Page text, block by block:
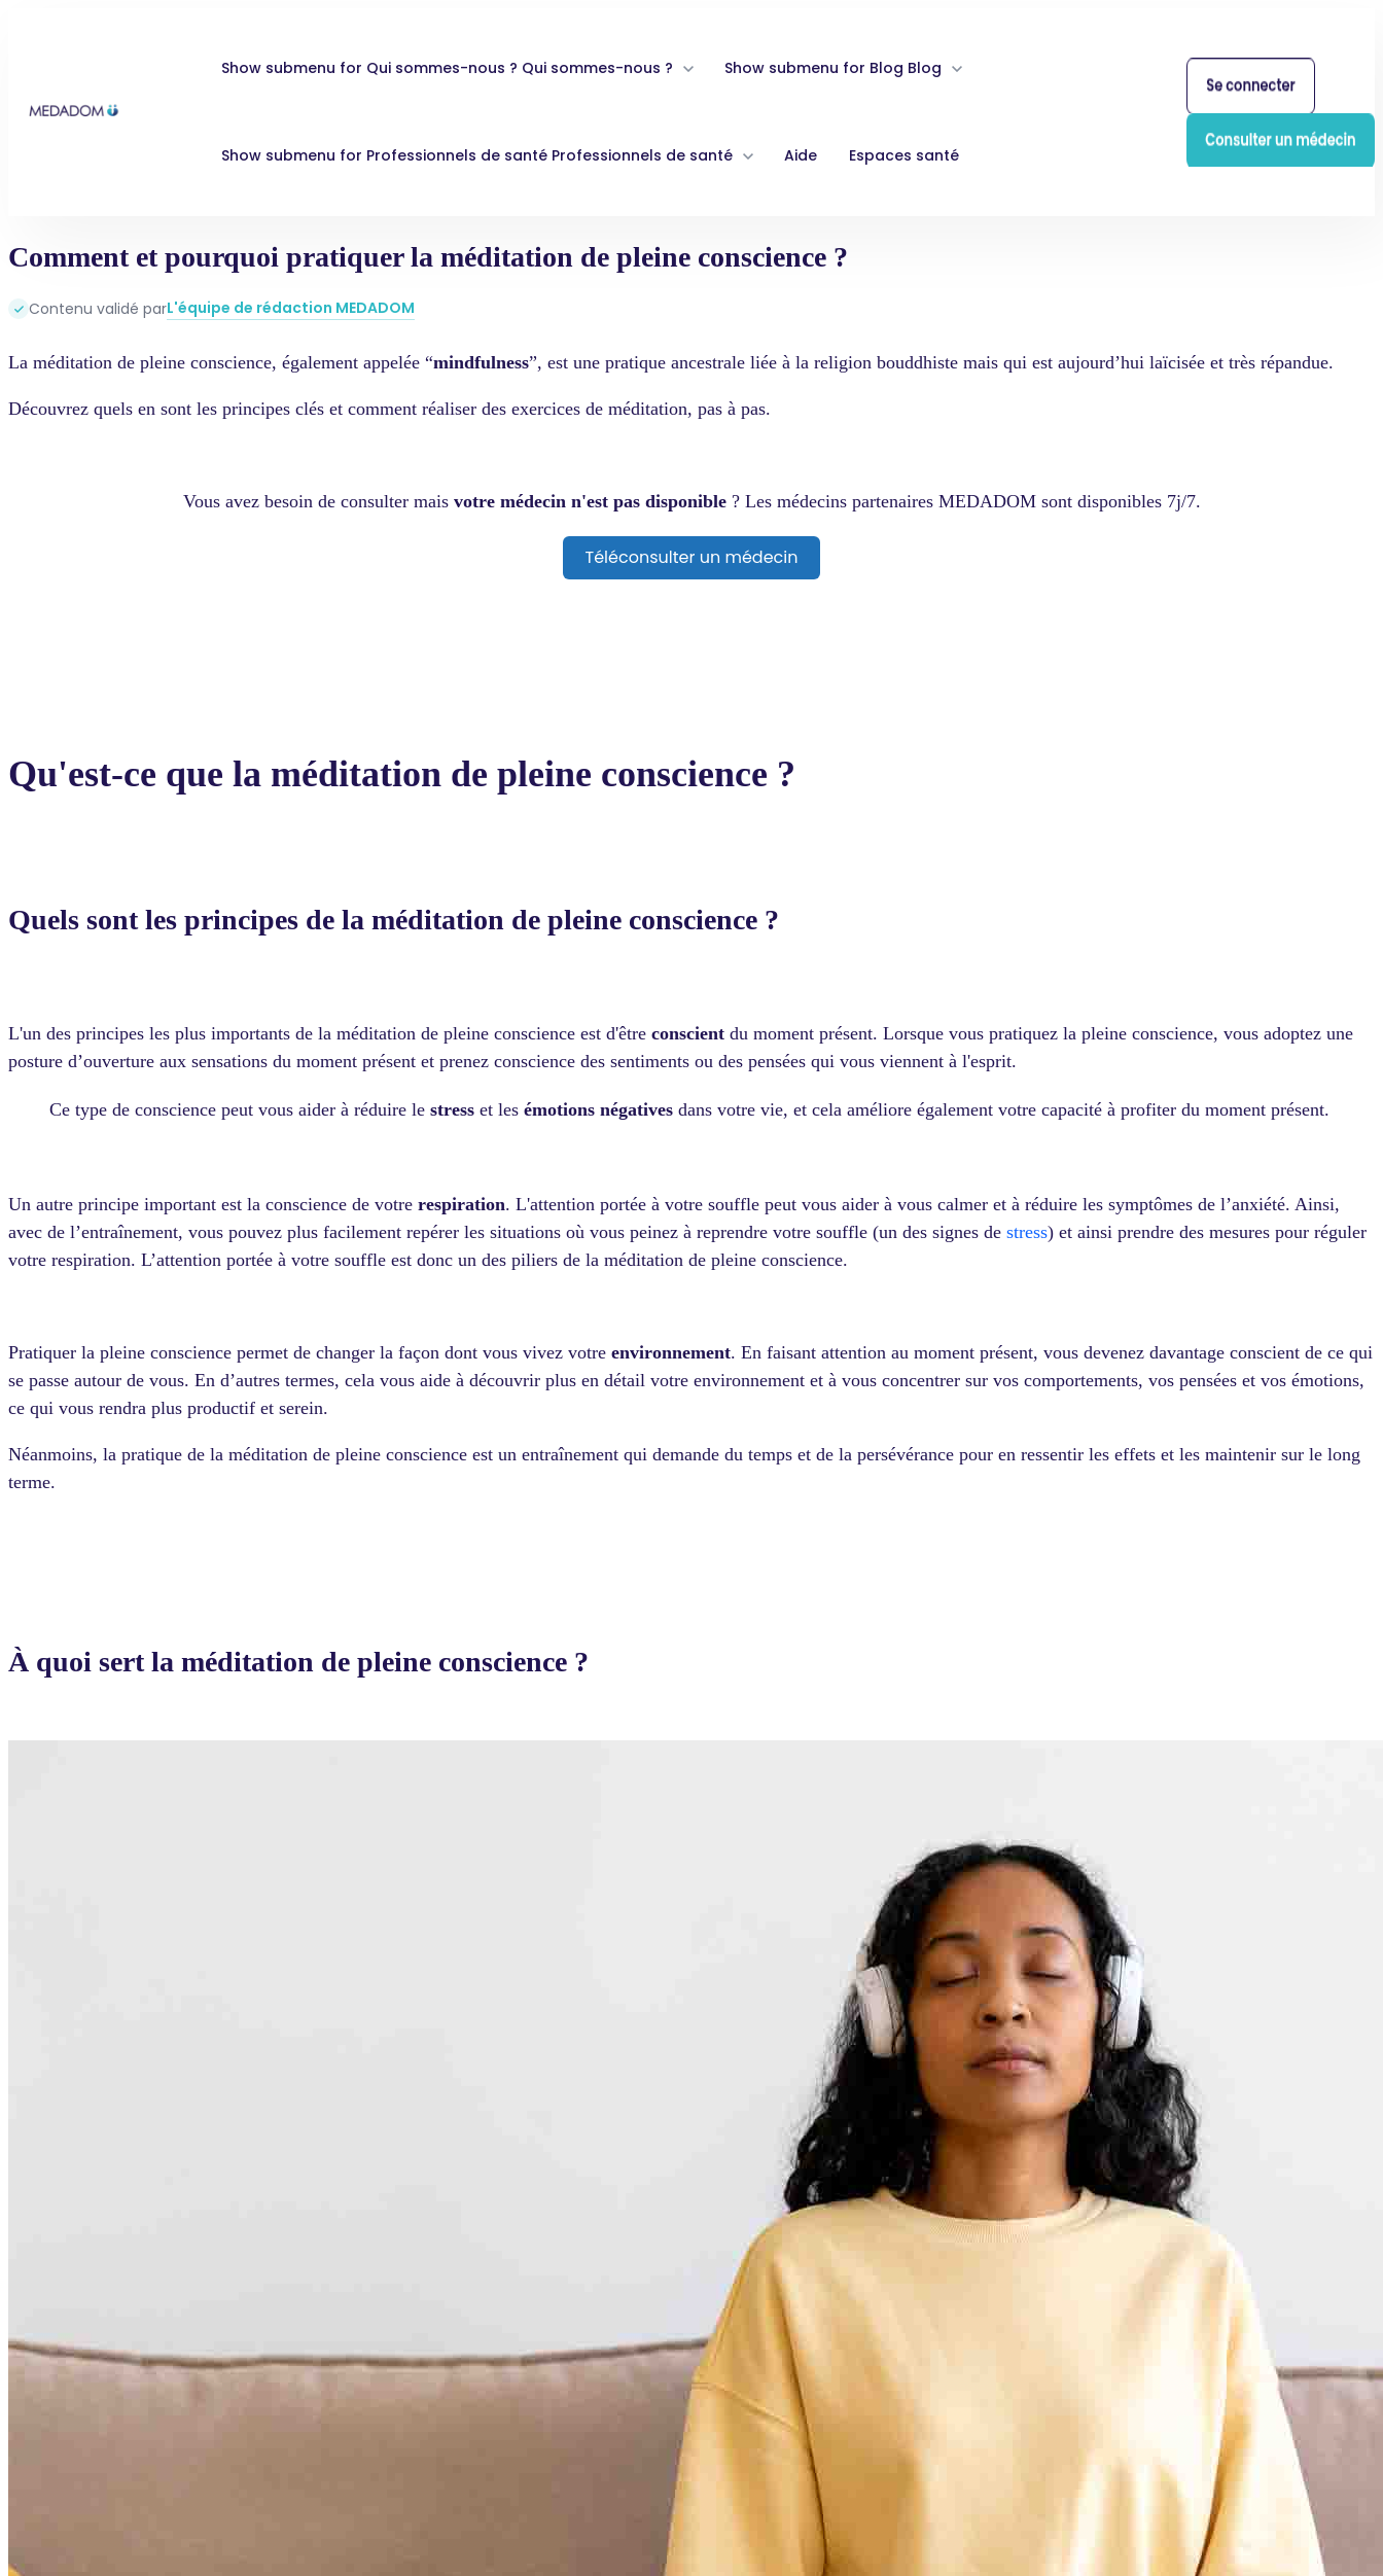
Show submenu for Qui sommes-nous ? Qui sommes-nous ? Show submenu for Blog Blog
Show submenu for Professionnels de santé Professionnels de santé Aide Espaces santé
Comment et pourquoi pratiquer la méditation de pleine conscience ?
Contenu validé parL'équipe de rédaction MEDADOM
La méditation de pleine conscience, également appelée “mindfulness”, est une pratique ancestrale liée à la religion bouddhiste mais qui est aujourd’hui laïcisée et très répandue.
Découvrez quels en sont les principes clés et comment réaliser des exercices de méditation, pas à pas.
Vous avez besoin de consulter mais votre médecin n'est pas disponible? Les médecins partenaires MEDADOM sont disponibles 7j/7.
Qu'est-ce que la méditation de pleine conscience ?
Quels sont les principes de la méditation de pleine conscience ?
L'un des principes les plus importants de la méditation de pleine conscience est d'être conscient du moment présent. Lorsque vous pratiquez la pleine conscience, vous adoptez une
posture d’ouverture aux sensations du moment présent et prenez conscience des sentiments ou des pensées qui vous viennent à l'esprit.
Ce type de conscience peut vous aider à réduire le stress et les émotions négatives dans votre vie, et cela améliore également votre capacité à profiter du moment présent.
Un autre principe important est la conscience de votre respiration. L'attention portée à votre souffle peut vous aider à vous calmer et à réduire les symptômes de l’anxiété. Ainsi,
avec de l’entraînement, vous pouvez plus facilement repérer les situations où vous peinez à reprendre votre souffle (un des signes de stress) et ainsi prendre des mesures pour réguler
votre respiration. L’attention portée à votre souffle est donc un des piliers de la méditation de pleine conscience.
Pratiquer la pleine conscience permet de changer la façon dont vous vivez votre environnement. En faisant attention au moment présent, vous devenez davantage conscient de ce qui
se passe autour de vous. En d’autres termes, cela vous aide à découvrir plus en détail votre environnement et à vous concentrer sur vos comportements, vos pensées et vos émotions,
ce qui vous rendra plus productif et serein.
Néanmoins, la pratique de la méditation de pleine conscience est un entraînement qui demande du temps et de la persévérance pour en ressentir les effets et les maintenir sur le long
terme.
À quoi sert la méditation de pleine conscience ?